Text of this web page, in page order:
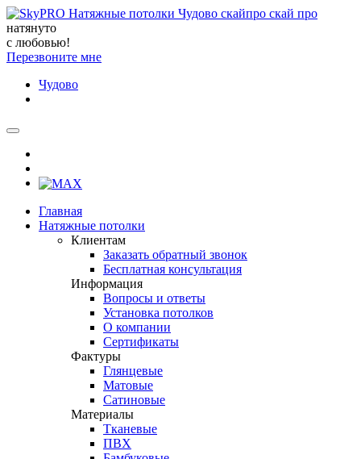
натянуто
с любовью!
Перезвоните мне
Чудово
Главная
Натяжные потолки
Клиентам
Заказать обратный звонок
Бесплатная консультация
Информация
Вопросы и ответы
Установка потолков
О компании
Сертификаты
Фактуры
Глянцевые
Матовые
Сатиновые
Материалы
Тканевые
ПВХ